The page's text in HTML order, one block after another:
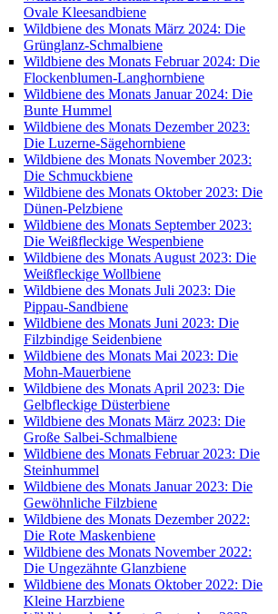
Ovale Kleesandbiene
Wildbiene des Monats März 2024: Die
Grünglanz-Schmalbiene
Wildbiene des Monats Februar 2024: Die
Flockenblumen-Langhornbiene
Wildbiene des Monats Januar 2024: Die
Bunte Hummel
Wildbiene des Monats Dezember 2023:
Die Luzerne-Sägehornbiene
Wildbiene des Monats November 2023:
Die Schmuckbiene
Wildbiene des Monats Oktober 2023: Die
Dünen-Pelzbiene
Wildbiene des Monats September 2023:
Die Weißfleckige Wespenbiene
Wildbiene des Monats August 2023: Die
Weißfleckige Wollbiene
Wildbiene des Monats Juli 2023: Die
Pippau-Sandbiene
Wildbiene des Monats Juni 2023: Die
Filzbindige Seidenbiene
Wildbiene des Monats Mai 2023: Die
Mohn-Mauerbiene
Wildbiene des Monats April 2023: Die
Gelbfleckige Düsterbiene
Wildbiene des Monats März 2023: Die
Große Salbei-Schmalbiene
Wildbiene des Monats Februar 2023: Die
Steinhummel
Wildbiene des Monats Januar 2023: Die
Gewöhnliche Filzbiene
Wildbiene des Monats Dezember 2022:
Die Rote Maskenbiene
Wildbiene des Monats November 2022:
Die Ungezähnte Glanzbiene
Wildbiene des Monats Oktober 2022: Die
Kleine Harzbiene